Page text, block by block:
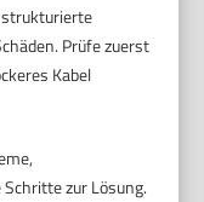
strukturierte
Prüfe zuerst
Kabel
zur Lösung.